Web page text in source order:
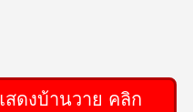
ดงบ้านวาย คลิก